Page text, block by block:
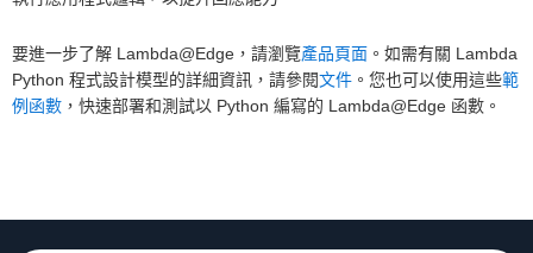
要進一步了解 Lambda@Edge，請瀏覽產品頁面 。如需有關 Lambda
Python 程式設計模型的詳細資訊，請參閱文件 。您也可以使用這些範
例函數 ，快速部署和測試以 Python 編寫的 Lambda@Edge 函數。